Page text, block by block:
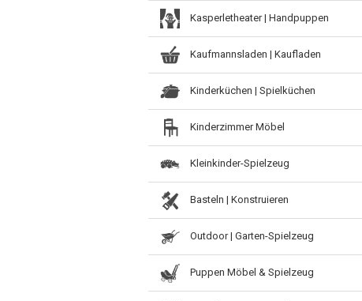
Kasperletheater | Handpuppen
Kaufmannsladen | Kaufladen
Kinderküchen | Spielküchen
Kinderzimmer Möbel
Kleinkinder-Spielzeug
Basteln | Konstruieren
Outdoor | Garten-Spielzeug
Puppen Möbel & Spielzeug